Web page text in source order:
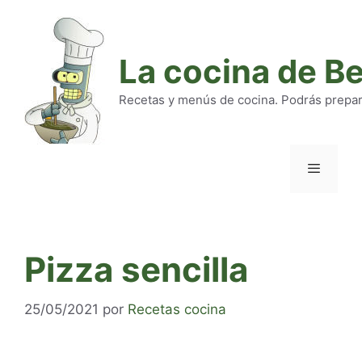
La cocina de
Recetas y menús de cocina. Podrás
Pizza sencilla
25/05/2021 por Recetas cocina